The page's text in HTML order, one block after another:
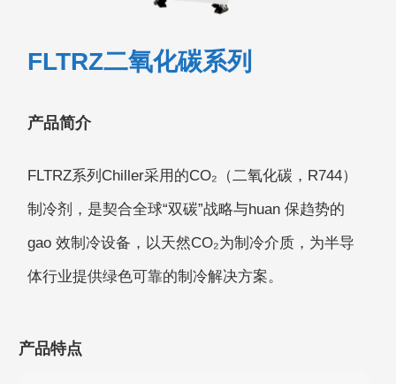
FLTRZ二氧化碳系列
产品简介
FLTRZ系列Chiller采用的CO₂（二氧化碳，R744）
制冷剂，是契合全球“双碳”战略与huan 保趋势的
gao 效制冷设备，以天然CO₂为制冷介质，为半导
体行业提供绿色可靠的制冷解决方案。
产品特点